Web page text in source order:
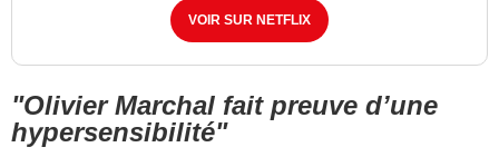
VOIR SUR NETFLIX
"Olivier Marchal fait preuve d’une
hypersensibilité"